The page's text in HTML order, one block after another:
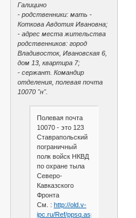
Галицино
- родственники: мать -
Коткова Авдотия Ивановна;
- адрес места жительства
родственников: город
Владивосток, Ивановская 6,
дом 13, квартира 7;
- сержант. Командир
отделения, полевая почта
10070 "н".
Полевая почта
10070 - это 123
Ставрапольский
пограничный
полк войск НКВД
по охране тыла
Северо-
Кавказского
Фронта
См. : http://old.v-
ipc.ru/Ref/ppsq.asp?